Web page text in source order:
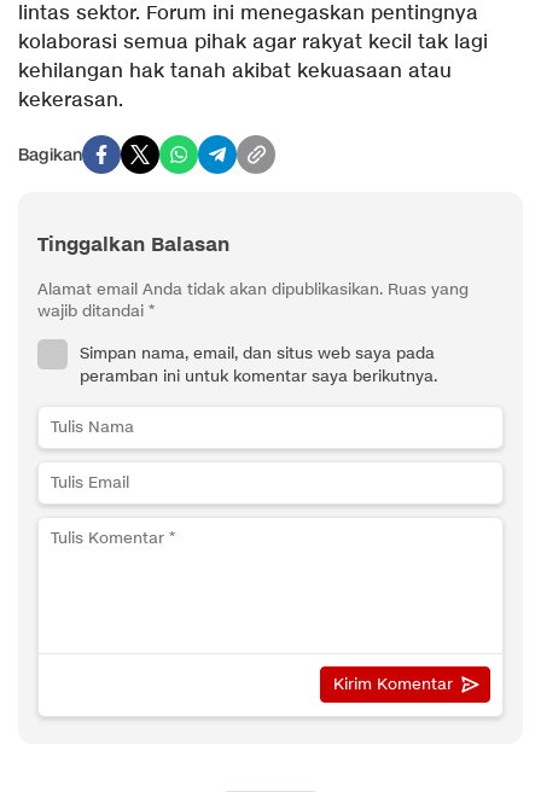
lintas sektor. Forum ini menegaskan pentingnya
kolaborasi semua pihak agar rakyat kecil tak lagi
kehilangan hak tanah akibat kekuasaan atau
kekerasan.
Bagikan
Tinggalkan Balasan
Alamat email Anda tidak akan dipublikasikan. Ruas yang
wajib ditandai *
Simpan nama, email, dan situs web saya pada
peramban ini untuk komentar saya berikutnya.